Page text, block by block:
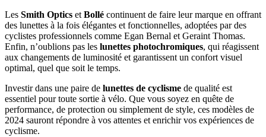
Les Smith Optics et Bollé continuent de faire leur marque en offrant
des lunettes à la fois élégantes et fonctionnelles, adoptées par des
cyclistes professionnels comme Egan Bernal et Geraint Thomas.
Enfin, n’oublions pas les lunettes photochromiques, qui réagissent
aux changements de luminosité et garantissent un confort visuel
optimal, quel que soit le temps.
Investir dans une paire de lunettes de cyclisme de qualité est
essentiel pour toute sortie à vélo. Que vous soyez en quête de
performance, de protection ou simplement de style, ces modèles de
2024 sauront répondre à vos attentes et enrichir vos expériences de
cyclisme.